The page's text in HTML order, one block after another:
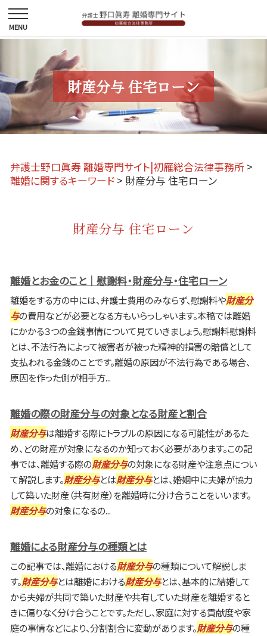
財産分与 住宅ローン
弁護士野口眞寿 離婚専門サイト|初雁総合法律事務所 >
離婚に関するキーワード > 財産分与 住宅ローン
財産分与 住宅ローン
離婚とお金のこと｜慰謝料・財産分与・住宅ローン
離婚をする方の中には、弁護士費用のみならず、慰謝料や財産分
与の費用などが必要となる方もいらっしゃいます。本稿では離婚
にかかる３つの金銭事情について見ていきましょう。慰謝料慰謝料
とは、不法行為によって被害者が被った精神的損害の賠償として
支払われる金銭のことです。離婚の原因が不法行為である場合、
原因を作った側が相手方...
離婚の際の財産分与の対象となる財産と割合
財産分与は離婚する際にトラブルの原因になる可能性があるた
め、どの財産が対象になるのか知っておく必要があります。この記
事では、離婚する際の財産分与の対象になる財産や注意点につい
て解説します。財産分与とは財産分与とは、婚姻中に夫婦が協力
して築いた財産（共有財産）を離婚時に分け合うことをいいます。
財産分与の対象になるの...
離婚による財産分与の種類とは
この記事では、離婚における財産分与の種類について解説しま
す。財産分与とは離婚における財産分与とは、基本的に結婚して
から夫婦が共同で築いた財産や共有していた財産を離婚すると
きに偏りなく分け合うことです。ただし、家庭に対する貢献度や家
庭の事情などにより、分割割合に変動があります。財産分与の種